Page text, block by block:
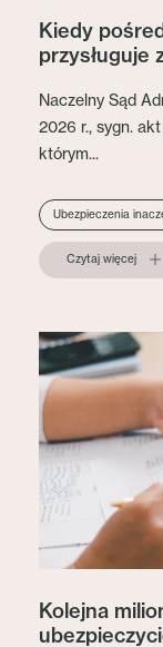
Kiedy
przysługuje
Naczelny Sąd
2026 r., sygn.
którym...
Ubezpieczenia
Czytaj więcej
Kolejna